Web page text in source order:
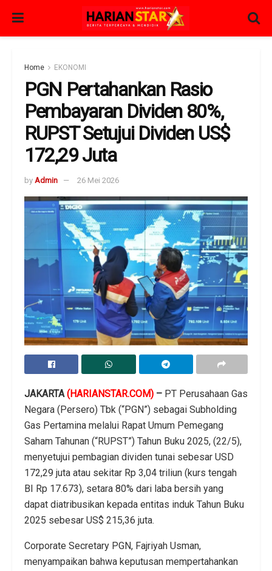
Home EKONOMI
PGN Pertahankan Rasio
Pembayaran Dividen 80%,
RUPST Setujui Dividen US$
172,29 Juta
by Admin 26 Mei 2026
JAKARTA(HARIANSTAR.COM) – PT Perusahaan Gas
Negara (Persero) Tbk (“PGN”) sebagai Subholding
Gas Pertamina melalui Rapat Umum Pemegang
Saham Tahunan (“RUPST”) Tahun Buku 2025, (22/5),
menyetujui pembagian dividen tunai sebesar USD
172,29 juta atau sekitar Rp 3,04 triliun (kurs tengah
BI Rp 17.673), setara 80% dari laba bersih yang
dapat diatribusikan kepada entitas induk Tahun Buku
2025 sebesar US$ 215,36 juta.
Corporate Secretary PGN, Fajriyah Usman,
menyampaikan bahwa keputusan mempertahankan